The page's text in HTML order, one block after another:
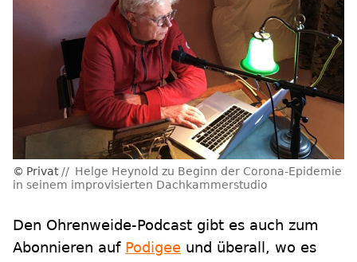
Privat
Helge Heynold zu Beginn der Corona-Epidemie
in seinem improvisierten Dachkammerstudio
Den Ohrenweide-Podcast gibt es auch zum
Abonnieren auf Podigee und überall, wo es